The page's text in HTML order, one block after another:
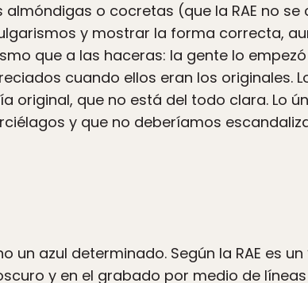
o cocretas (que la RAE no se
y mostrar la forma correcta,
que a las haceras: la gente lo
cuando ellos eran los originales.
original, que no está del todo clara. Lo
y que no deberíamos
un azul determinado. Según la RAE es
y en el grabado por medio de